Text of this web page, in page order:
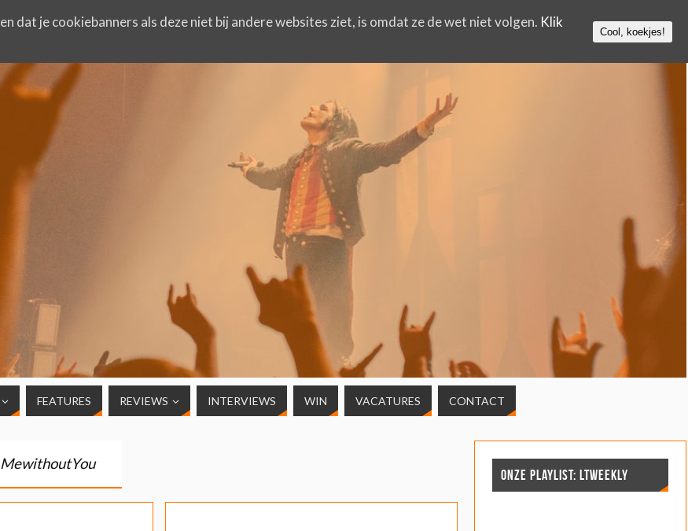
FEATURES REVIEWS INTERVIEWS WIN VACATURES CONTACT
MewithoutYou
ONZE PLAYLIST: LTWEEKLY
dat je cookiebanners als deze niet bij andere websites ziet, is omdat ze de wet niet volgen. Klik
Cool, koekjes!